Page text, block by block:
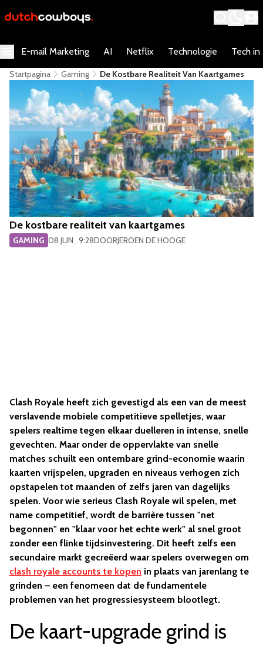
E-mail Marketing AI Netflix Technologie Tech in
Startpagina Gaming De Kostbare Realiteit Van Kaartgames
De kostbare realiteit van kaartgames
GAMING 08 JUN , 9:28DOORJEROEN DE HOOGE
Clash Royale heeft zich gevestigd als een van de meest
verslavende mobiele competitieve spelletjes, waar
spelers realtime tegen elkaar duelleren in intense, snelle
gevechten. Maar onder de oppervlakte van snelle
matches schuilt een ontembare grind-economie waarin
kaarten vrijspelen, upgraden en niveaus verhogen zich
opstapelen tot maanden of zelfs jaren van dagelijks
spelen. Voor wie serieus Clash Royale wil spelen, met
name competitief, wordt de barrière tussen "net
begonnen" en "klaar voor het echte werk" al snel groot
zonder een flinke tijdsinvestering. Dit heeft zelfs een
secundaire markt gecreëerd waar spelers overwegen om
clash royale accounts te kopen in plaats van jarenlang te
grinden – een fenomeen dat de fundamentele
problemen van het progressiesysteem blootlegt.
De kaart-upgrade grind is